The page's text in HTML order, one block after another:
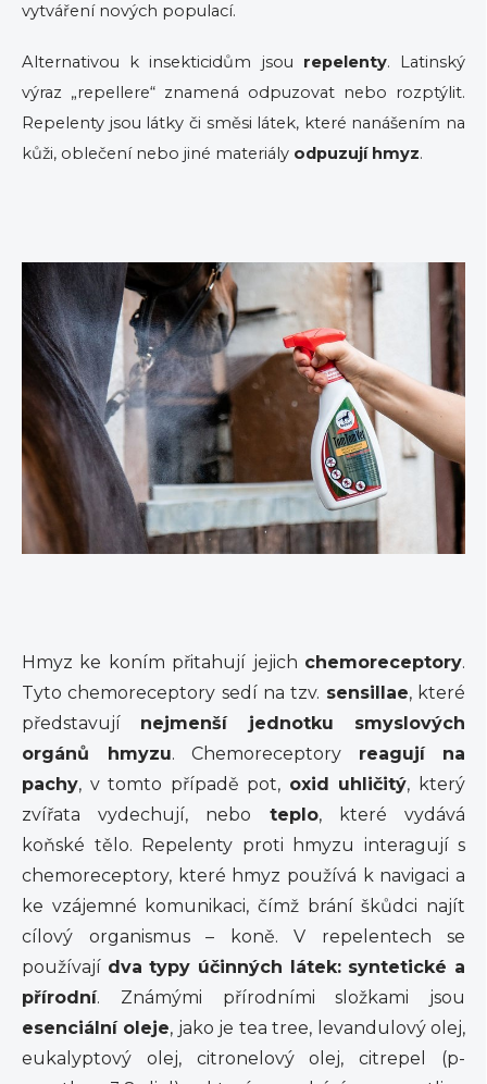
vytváření nových populací.
Alternativou k insekticidům jsou repelenty. Latinský
výraz „repellere“ znamená odpuzovat nebo rozptýlit.
Repelenty jsou látky či směsi látek, které nanášením na
kůži, oblečení nebo jiné materiály odpuzují hmyz.
Hmyz ke koním přitahují jejich chemoreceptory.
Tyto chemoreceptory sedí na tzv. sensillae, které
představují nejmenší jednotku smyslových
orgánů hmyzu. Chemoreceptory reagují na
pachy, v tomto případě pot, oxid uhličitý, který
zvířata vydechují, nebo teplo, které vydává
koňské tělo. Repelenty proti hmyzu interagují s
chemoreceptory, které hmyz používá k navigaci a
ke vzájemné komunikaci, čímž brání škůdci najít
cílový organismus – koně. V repelentech se
používají dva typy účinných látek: syntetické a
přírodní. Známými přírodními složkami jsou
esenciální oleje, jako je tea tree, levandulový olej,
eukalyptový olej, citronelový olej, citrepel (p-